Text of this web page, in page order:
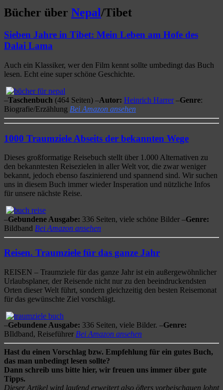
Bücher über Nepal/Tibet
Sieben Jahre in Tibet: Mein Leben am Hofe des
Dalai Lama
Auch ein Klassiker, wer den Film kennt sollte umbedingt das Buch
lesen. Echt eine super schöne Geschichte.
–Taschenbuch (464 Seiten) –Autor: Heinrich Harrer–Genre:
Biografie/Erzählung Bei Amazon ansehen
1000 Traumziele Abseits der bekannten Wege
Dieses großformatige Reisebuch stellt über 1.000 Alternativen zu
den bekanntesten Reisezielen in aller Welt vor, die zwar weniger
bekannt, jedoch ebenso faszinierend und spannend sind. Wir suchen
uns in diesem Buch immer wieder Insperation und nützliche Infos
für unsere nächste Reise.
–Gebundene Ausgabe: 336 Seiten, viele schöne Bilder –Genre:
Bildband Bei Amazon ansehen
Reisen. Traumziele für das ganze Jahr
REISEN – Traumziele für das ganze Jahr ist ein außergewöhnlicher
Urlaubsplaner, der Reisende nicht nur zu den beeindruckendsten
Orten dieser Welt führt, sondern gleichzeitig den besten Reisemonat
für das gewünschte Ziel vorschlägt.
–Gebundene Ausgabe: 336 Seiten, viele Bilder. –Genre:
BIldband, Reiseführer Bei Amazon ansehen
Hast du einen Vorschlag bzw. Empfehlung für ein gutes Buch,
das man unbedingt lesen sollte?
Dann schreib uns bitte hier, wir freuen uns immer über gute
Tipps.
Dieser Artikel wird laufend erweitert also öfters vorbeischauen lohnt